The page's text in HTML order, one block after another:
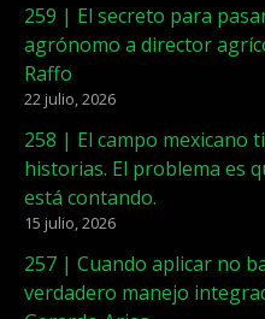
259 | El secreto para
agrónomo a director
Raffo
22 julio, 2026
258 | El campo mexicano
historias. El problema es
está contando.
15 julio, 2026
257 | Cuando aplicar no
verdadero manejo